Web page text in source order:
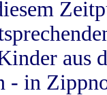
aus
- in